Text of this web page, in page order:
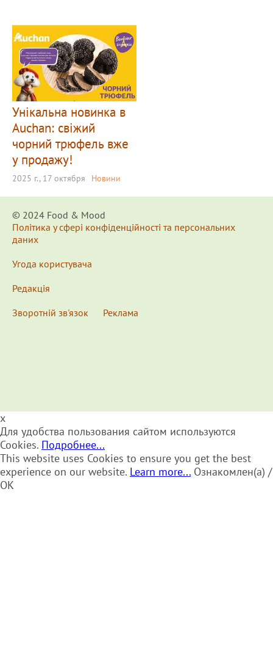
Унікальна новинка в
Auchan: свіжий
чорний трюфель вже
у продажу!
2025 г., 17 октября Новини
© 2024 Food & Мood
Політика у сфері конфіденційності та персональних
даних
Угода користувача
Редакція
Зворотній зв'язок
Реклама
x
Для удобства пользования сайтом используются
Cookies. Подробнее...
This website uses Cookies to ensure you get the best
experience on our website. Learn more... Ознакомлен(а) /
OK